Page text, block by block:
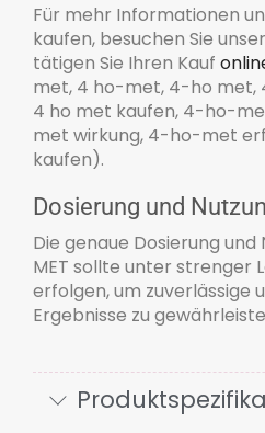
Für mehr Informationen
kaufen, besuchen Sie
tätigen Sie Ihren Kauf
met, 4 ho-met, 4-ho met,
4 ho met kaufen, 4-ho-
met wirkung, 4-ho-met
kaufen).
Dosierung und
Die genaue Dosierung
MET sollte unter strenger
erfolgen, um zuverlässige
Ergebnisse zu